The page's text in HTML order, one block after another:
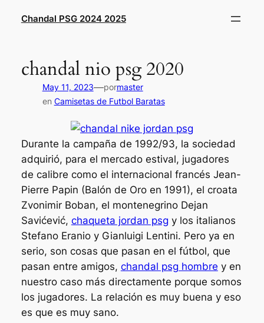
Chandal PSG 2024 2025
chandal nio psg 2020
May 11, 2023—pormaster
en Camisetas de Futbol Baratas
Durante la campaña de 1992/93, la sociedad
adquirió, para el mercado estival, jugadores
de calibre como el internacional francés Jean-
Pierre Papin (Balón de Oro en 1991), el croata
Zvonimir Boban, el montenegrino Dejan
Savićević, chaqueta jordan psg y los italianos
Stefano Eranio y Gianluigi Lentini. Pero ya en
serio, son cosas que pasan en el fútbol, que
pasan entre amigos, chandal psg hombre y en
nuestro caso más directamente porque somos
los jugadores. La relación es muy buena y eso
es que es muy sano.